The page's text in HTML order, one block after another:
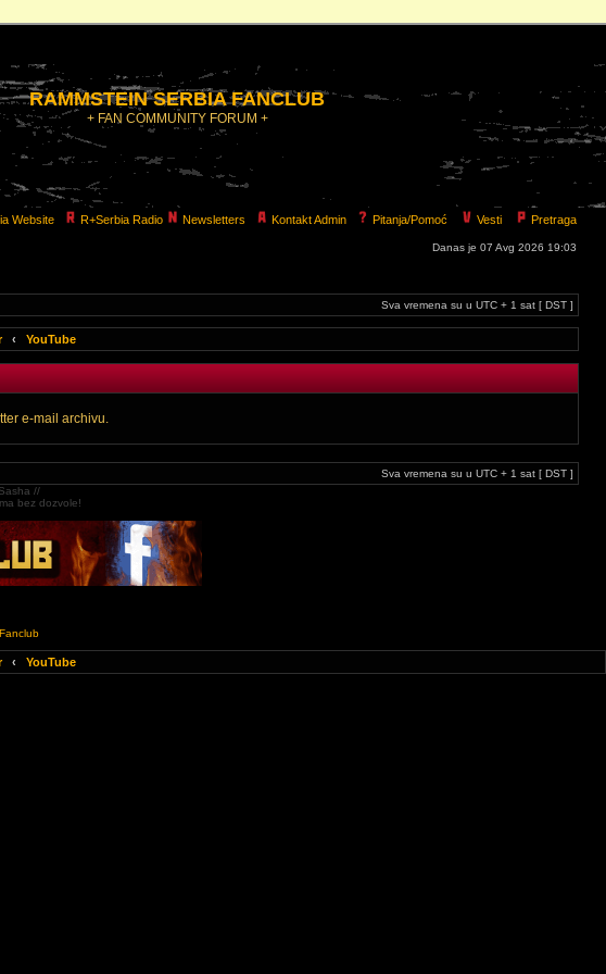
RAMMSTEIN SERBIA FANCLUB
+ FAN COMMUNITY FORUM +
Website R+Serbia Radio Newsletters Kontakt Admin Pitanja/Pomoć Vesti Pretraga
Danas je 07 Avg 2026 19:03
Sva vremena su u UTC + 1 sat [ DST ]
‹ YouTube
e-mail archivu.
Sva vremena su u UTC + 1 sat [ DST ]
//
bez dozvole!
‹ YouTube